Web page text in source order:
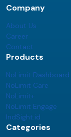
Company
About Us
Career
Contact
Products
NoLimit Dashboard
NoLimit Care
NoLimit+
NoLimit Engage
IndSight.id
Categories